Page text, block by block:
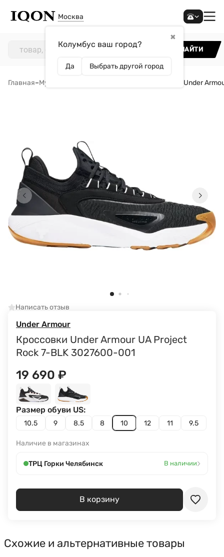
Москва
✖
Колумбус ваш город?
Да Выбрать другой город
НАЙТИ
Главная–Мужчинам Кроссовки Under
Написать отзыв
Under Armour
Кроссовки Under Armour UA Project
Rock 7-BLK 3027600-001
19 690 ₽
10.5 9 8.5 8 10 12 11 9.5
Размер обуви US:
Наличие в магазинах
ТРЦ Горки Челябинск В наличии›
В корзину
Схожие и альтернативные товары